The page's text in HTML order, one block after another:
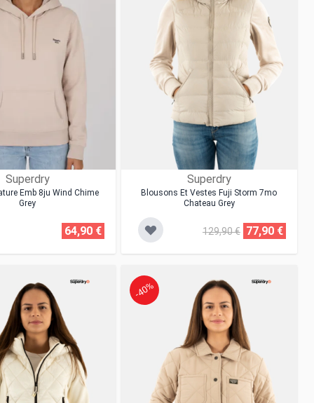
Superdry
Emb 8ju Wind Chime
Grey
64,90 €
Superdry
Blousons Et Vestes Fuji Storm 7mo
Chateau Grey
129,90 € 77,90 €
-40%